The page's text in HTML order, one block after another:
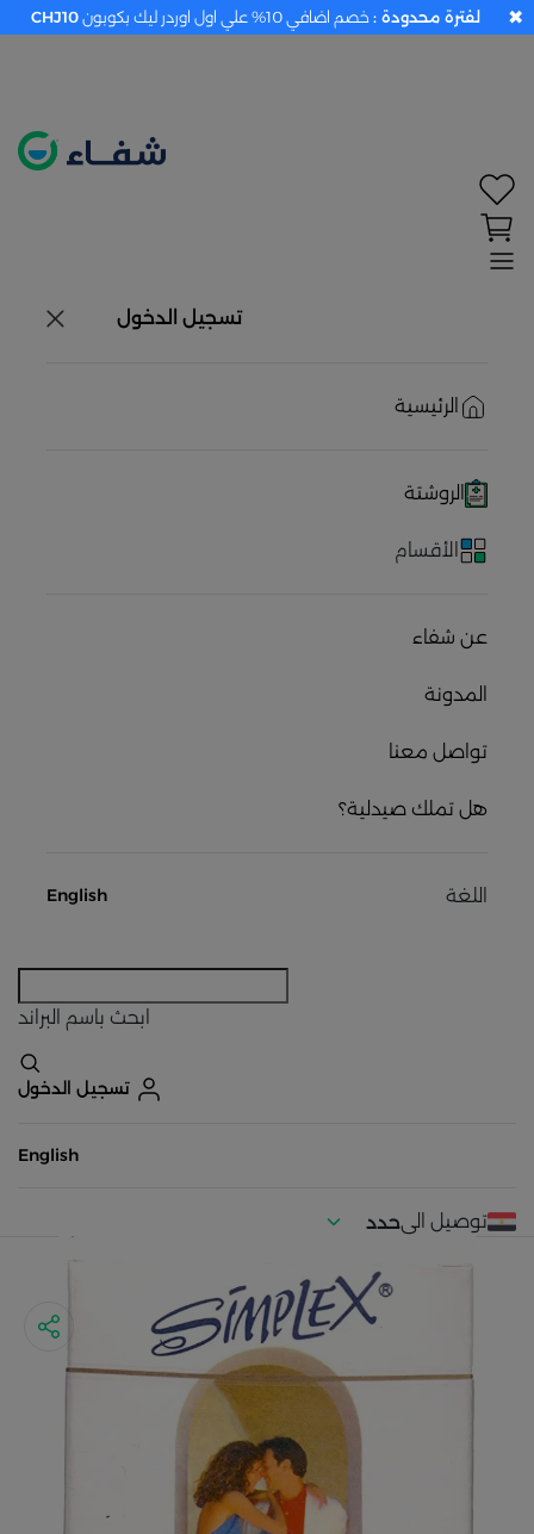
تسجيل الدخول
الرئيسية
الروشتة
الأقسام
عن شفاء
المدونة
تواصل معنا
هل تملك صيدلية؟
اللغة English
ابحث باسم البراند
تسجيل الدخول
English
توصيل الىحدد
لفترة محدودة : خصم اضافي 10% علي اول اوردر ليك بكوبون CHJ10 ✖